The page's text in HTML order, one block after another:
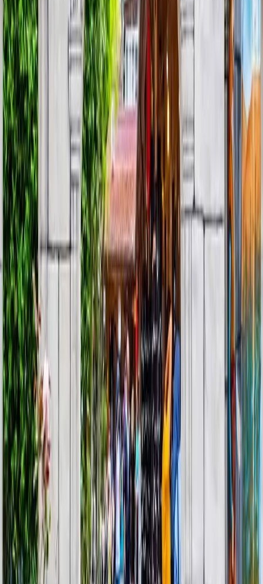
Surlarla çevrili yapısı, göl kıyısındaki konumu ve katmanlı
geçmişiyle İznik; tarih, doğa ve mimarinin dengeli bir şekilde bir
arada olduğu nadir şehirlerden biridir.
Surların Ardındaki Hikaye: İznik Turları
Turun Akışı
Turumuz sabah saatlerinde Antonina Harbiye ofisinde, kahvaltılık
atıştırmalıklar ve sıcak çay eşliğinde grubumuzun toplanmasıyla
başlıyor. Kısa bir buluşmanın ardından hareket ederek Kadıköy
Haldun Taner Sahnesi’nden Anadolu Yakası’ndan katılacak
misafirlerimizi alıyoruz ve İznik’e doğru yola çıkıyoruz.
Yolculuk esnasında Antonina uzmanı, anlatımlarına başlıyor. İznik’e
varmadan önce; kentin tarihsel önemi, konsiller dönemi, Selçuklu ve
Osmanlı evreleri üzerine kısa bir girizgâh yapılıyor. Bu anlatım,
İznik’e varıldığında görülecek yapılar için bir zemin oluşturuyor. Yol
üzerinde kısa bir mola verildikten sonra yolculuğumuza devam
ediyoruz.
Saat 10.00 sularında, İznik’in sur kapılarından biri olan İstanbul
Kapı’dan geçerek şehre giriş yapıyoruz. İlk durağımız, konsiller
döneminin en önemli yapılarından biri olan İznik Ayasofyası (Orhan
Camii). Burada, Hristiyanlık tarihindeki kırılma noktaları ve yapının
Bizans’tan Osmanlı’ya uzanan dönüşümü ele alınıyor.
Ardından İznik Çini Fırınları Arkeolojik Kazı Alanı’na geçerek,
kentin dünyaca ünlü çini üretiminin arkeolojik temelleri üzerinde
duruyoruz. İznik’te çininin nasıl bir zanaat geleneğine dönüştüğü,
kullanılan hammaddeler ve üretim süreci bu durakta anlatılıyor.
Devamında Selçuklu ve Osmanlı dönemine ait yapılar üzerinden
ilerliyoruz. Süleyman Paşa Medresesi, Hacı Özbek Camii, Nilüfer
Hatun İmareti (Türk ve İslam Eserleri Müzesi), Yeşil Camii ve
çevresindeki yapılarla İznik’in Anadolu’daki ilk Türk
başkentlerinden biri olarak kazandığı yeni kimlik ele alınıyor. Roma
Tiyatrosu, surlar ve kapılar üzerinden ise kentin antik ve askeri
geçmişi okunuyor.
Öğle yemeğimizi, İznik Gölü kıyısında yer alan bir balıkçıda
alıyoruz. İznik’in meşhur yayın balığı, göl manzarası eşliğinde
tadılıyor ve burada verilen mola, turun temposunu bilinçli olarak